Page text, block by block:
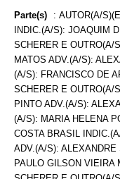
Parte(s) : AUTOR(A/
INDIC.(A/S): JOAQUIM
SCHERER E OUTRO(A/
MATOS ADV.(A/S):
(A/S): FRANCISCO DE
SCHERER E OUTRO(A/
PINTO ADV.(A/S):
(A/S): MARIA HELENA
COSTA BRASIL
ADV.(A/S):
PAULO GILSON VIEIRA